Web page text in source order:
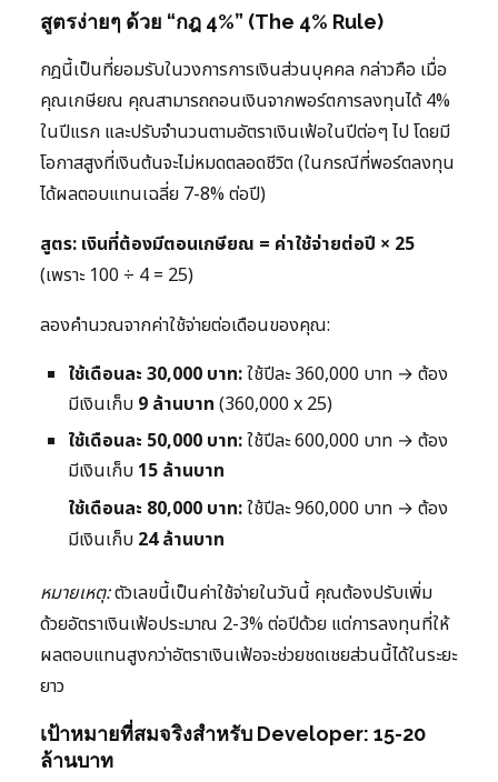
สูตรง่ายๆ ด้วย “กฎ 4%” (The 4% Rule)
กฎนี้เป็นที่ยอมรับในวงการการเงินส่วนบุคคล กล่าวคือ เมื่อ
คุณเกษียณ คุณสามารถถอนเงินจากพอร์ตการลงทุนได้ 4%
ในปีแรก และปรับจำนวนตามอัตราเงินเฟ้อในปีต่อๆ ไป โดยมี
โอกาสสูงที่เงินต้นจะไม่หมดตลอดชีวิต (ในกรณีที่พอร์ตลงทุน
ได้ผลตอบแทนเฉลี่ย 7-8% ต่อปี)
สูตร: เงินที่ต้องมีตอนเกษียณ = ค่าใช้จ่ายต่อปี × 25
(เพราะ 100 ÷ 4 = 25)
ลองคำนวณจากค่าใช้จ่ายต่อเดือนของคุณ:
ใช้เดือนละ 30,000 บาท:ใช้ปีละ 360,000 บาท → ต้อง
มีเงินเก็บ 9 ล้านบาท (360,000 x 25)
ใช้เดือนละ 50,000 บาท:ใช้ปีละ 600,000 บาท → ต้อง
มีเงินเก็บ 15 ล้านบาท
ใช้เดือนละ 80,000 บาท:ใช้ปีละ 960,000 บาท → ต้อง
มีเงินเก็บ 24 ล้านบาท
หมายเหตุ:ตัวเลขนี้เป็นค่าใช้จ่ายในวันนี้ คุณต้องปรับเพิ่ม
ด้วยอัตราเงินเฟ้อประมาณ 2-3% ต่อปีด้วย แต่การลงทุนที่ให้
ผลตอบแทนสูงกว่าอัตราเงินเฟ้อจะช่วยชดเชยส่วนนี้ได้ในระยะ
ยาว
เป้าหมายที่สมจริงสำหรับ Developer: 15-20
ล้านบาท